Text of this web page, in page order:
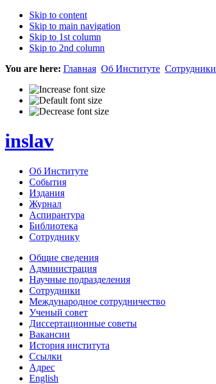
Skip to content
Skip to main navigation
Skip to 1st column
Skip to 2nd column
You are here: Главная Об Институте Сотрудники
inslav
Об Институте
События
Издания
Журнал
Аспирантура
Библиотека
Сотруднику
Общие сведения
Администрация
Научные подразделения
Сотрудники
Международное сотрудничество
Ученый совет
Диссертационные советы
Вакансии
История института
Ссылки
Адрес
English